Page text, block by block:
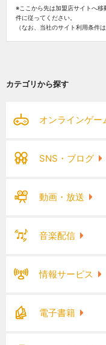
※ここから先は加盟店サイトへ
件に従ってください。
（なお、当社のサイト利用条件は
カテゴリから探す
オンラインゲー
SNS・ブログ
動画・放送
音楽配信
情報サービス
電子書籍